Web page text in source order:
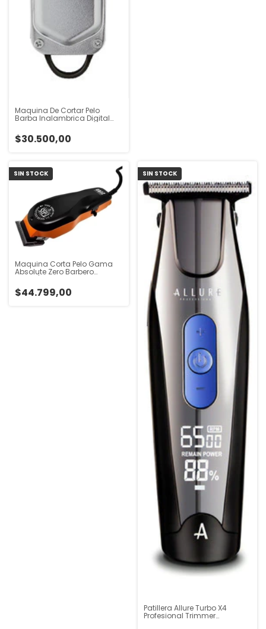
Maquina De Cortar Pelo
Barba Inalambrica Digital
$30.500,00
SIN STOCK
Maquina Corta Pelo Gama
Absolute Zero Barbero
$44.799,00
SIN STOCK
Patillera Allure Turbo X4
Profesional Trimmer